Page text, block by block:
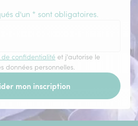
d'un * sont obligatoires.
de confidentialité et j'autorise le
données personnelles.
mon inscription